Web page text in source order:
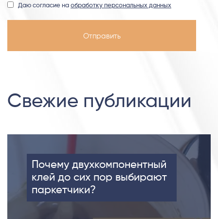
Даю согласие на обработку персональных данных
Свежие публикации
Почему двухкомпонентный
клей до сих пор выбирают
паркетчики?